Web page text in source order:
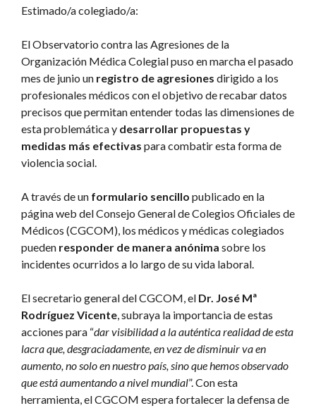
Estimado/a colegiado/a:
El Observatorio contra las Agresiones de la
Organización Médica Colegial puso en marcha el pasado
mes de junio un registro de agresiones dirigido a los
profesionales médicos con el objetivo de recabar datos
precisos que permitan entender todas las dimensiones de
esta problemática y desarrollar propuestas y
medidas más efectivas para combatir esta forma de
violencia social.
A través de un formulario sencillo publicado en la
página web del Consejo General de Colegios Oficiales de
Médicos (CGCOM), los médicos y médicas colegiados
pueden responder de manera anónima sobre los
incidentes ocurridos a lo largo de su vida laboral.
El secretario general del CGCOM, el Dr. José Mª
Rodríguez Vicente, subraya la importancia de estas
acciones para “dar visibilidad a la auténtica realidad de esta
lacra que, desgraciadamente, en vez de disminuir va en
aumento, no solo en nuestro país, sino que hemos observado
que está aumentando a nivel mundial”. Con esta
herramienta, el CGCOM espera fortalecer la defensa de